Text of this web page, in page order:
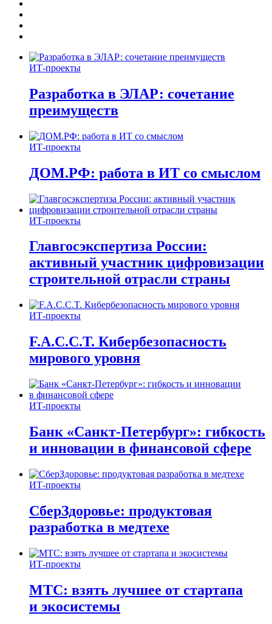
ИТ-проекты
Разработка в ЭЛАР: сочетание
преимуществ
ИТ-проекты
ДОМ.РФ: работа в ИТ со смыслом
ИТ-проекты
Главгосэкспертиза России:
активный участник цифровизации
строительной отрасли страны
ИТ-проекты
F.A.C.C.T. Кибербезопасность
мирового уровня
ИТ-проекты
Банк «Санкт-Петербург»: гибкость
и инновации в финансовой сфере
ИТ-проекты
СберЗдоровье: продуктовая
разработка в медтехе
ИТ-проекты
МТС: взять лучшее от стартапа
и экосистемы